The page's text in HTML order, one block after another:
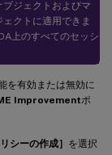
ジェクトおよびマ
クトに適用できま
上のすべてのセッシ
を有効または無効に
Improvementポ
リシーの作成］ を選択